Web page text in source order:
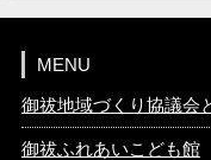
MENU
御祓地域づくり協議会
御祓ふれあいこども館